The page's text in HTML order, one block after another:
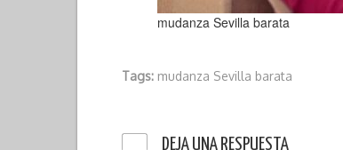
mudanza Sevilla barata
Tags: mudanza Sevilla barata
DEJA UNA RESPUESTA